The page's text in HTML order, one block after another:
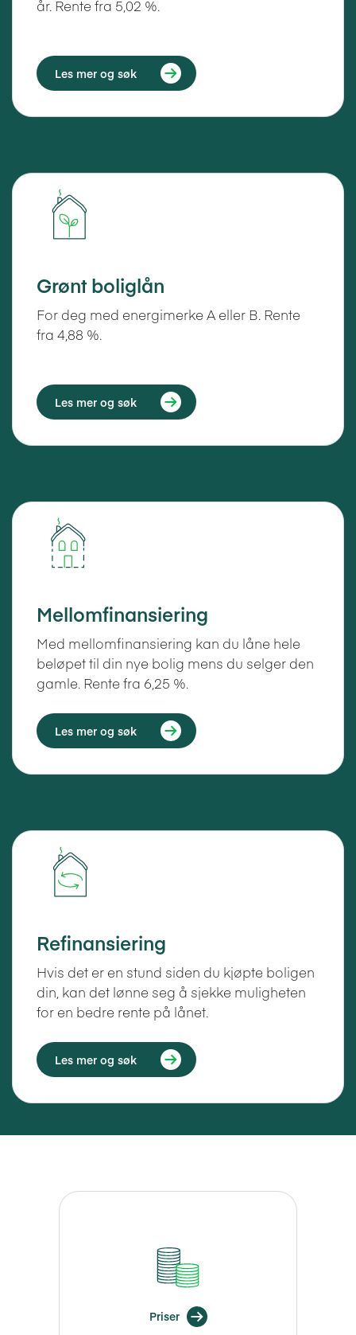
år. Rente fra 5,02 %.
Les mer og søk
Grønt boliglån
For deg med energimerke A eller B. Rente
fra 4,88 %.
Les mer og søk
Mellomfinansiering
Med mellomfinansiering kan du låne hele
beløpet til din nye bolig mens du selger den
gamle. Rente fra 6,25 %.
Les mer og søk
Refinansiering
Hvis det er en stund siden du kjøpte boligen
din, kan det lønne seg å sjekke muligheten
for en bedre rente på lånet.
Les mer og søk
Priser